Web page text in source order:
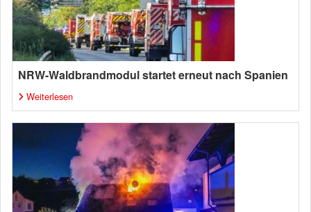
NRW-Waldbrandmodul startet erneut nach Spanien
Weiterlesen